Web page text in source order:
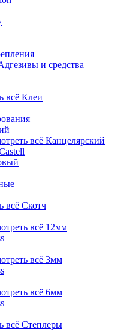
и средства
всё Клеи
всё Канцелярский
всё Скотч
всё 12мм
всё 3мм
всё 6мм
всё Степлеры